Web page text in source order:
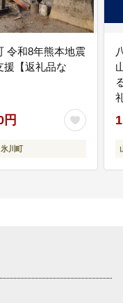
令和8年熊本地震
援【返礼品な
円
川町